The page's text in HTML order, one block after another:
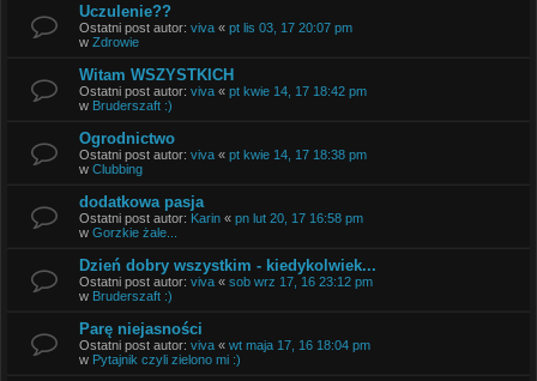
Uczulenie??
Ostatni post autor: viva « pt lis 03, 17 20:07 pm
w Zdrowie
Witam WSZYSTKICH
Ostatni post autor: viva « pt kwie 14, 17 18:42 pm
w Bruderszaft :)
Ogrodnictwo
Ostatni post autor: viva « pt kwie 14, 17 18:38 pm
w Clubbing
dodatkowa pasja
Ostatni post autor: Karin « pn lut 20, 17 16:58 pm
w Gorzkie żale...
Dzień dobry wszystkim - kiedykolwiek...
Ostatni post autor: viva « sob wrz 17, 16 23:12 pm
w Bruderszaft :)
Parę niejasności
Ostatni post autor: viva « wt maja 17, 16 18:04 pm
w Pytajnik czyli zielono mi :)